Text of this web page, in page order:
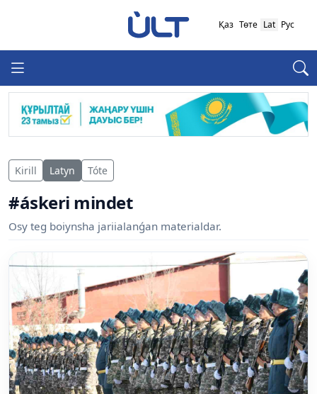
Қаз Төте Lat Рус
Kirill Latyn Tóte
#áskeri mindet
Osy teg boiynsha jariialanǵan materialdar.